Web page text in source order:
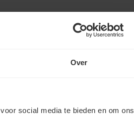
Over
social media te bieden en om ons